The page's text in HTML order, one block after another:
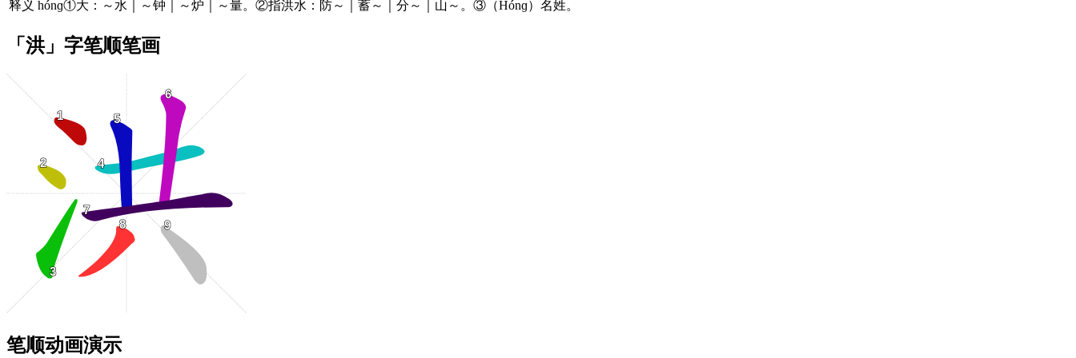
释义 hónɡ①大：～水｜～钟｜～炉｜～量。②指洪水：防～｜蓄～｜分～｜山～。③（Hónɡ）名姓。
「洪」字笔顺笔画
笔顺动画演示